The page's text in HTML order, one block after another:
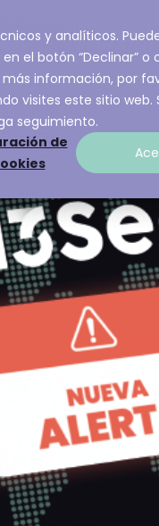
y analíticos.
el botón “Declinar” o
información, por
visites este sitio web.
seguimiento.
de
Sobre A3Sec